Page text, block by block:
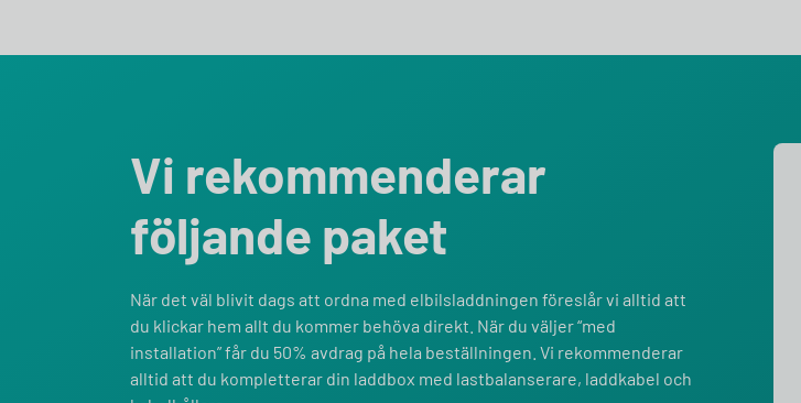
Vi rekommenderar
följande paket
När det väl blivit dags att ordna med elbilsladdningen föreslår vi alltid att
du klickar hem allt du kommer behöva direkt. När du väljer “med
installation” får du 50% avdrag på hela beställningen. Vi rekommenderar
alltid att du kompletterar din laddbox med lastbalanserare, laddkabel och